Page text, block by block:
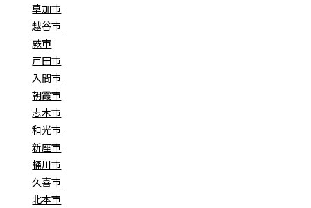
草加市
越谷市
蕨市
戸田市
入間市
朝霞市
志木市
和光市
新座市
桶川市
久喜市
北本市